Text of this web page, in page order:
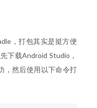
，打包其实是挺方便
下载Android Studio，
，然后使用以下命令打